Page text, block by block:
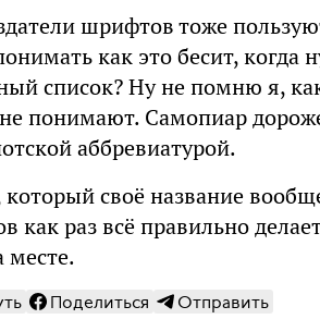
шрифтов тоже
как это бесит, когда
список? Ну не помню я,
понимают. Самопиар
аббревиатурой.
своё название
как раз всё правильно
месте.
Поделиться Отправить